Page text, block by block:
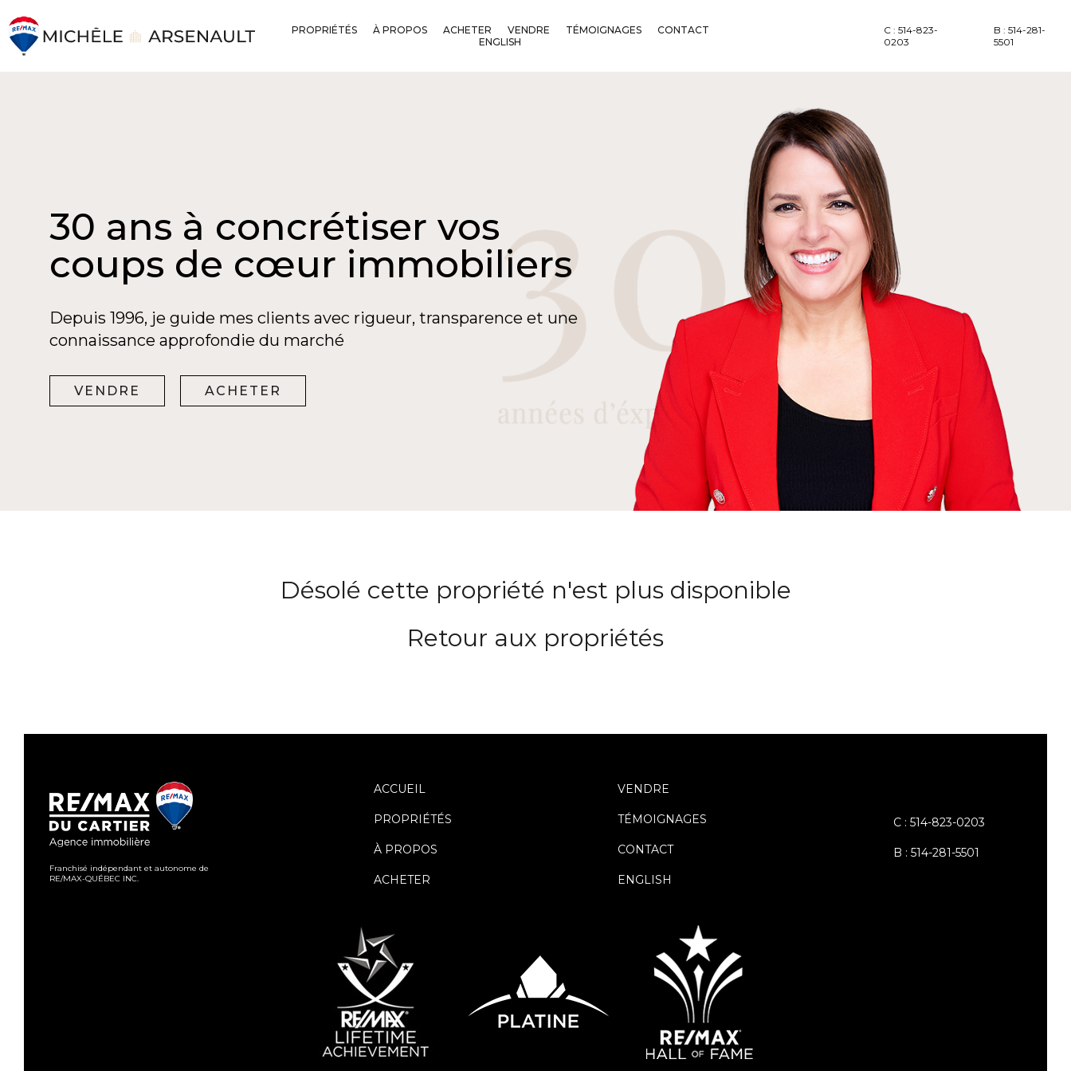
PROPRIÉTÉS À PROPOS ACHETER VENDRE TÉMOIGNAGES
CONTACT
ENGLISH
C : 514-823-
0203
B : 514-281-
5501
30 ans à concrétiser vos
coups de cœur immobiliers
Depuis 1996, je guide mes clients avec rigueur, transparence et une
connaissance approfondie du marché
VENDRE ACHETER
Désolé cette propriété n'est plus disponible
Retour aux propriétés
Franchisé indépendant et autonome de
RE/MAX-QUÉBEC INC.
ACCUEIL
PROPRIÉTÉS
À PROPOS
ACHETER
VENDRE
TÉMOIGNAGES
CONTACT
ENGLISH
C : 514-823-0203
B : 514-281-5501